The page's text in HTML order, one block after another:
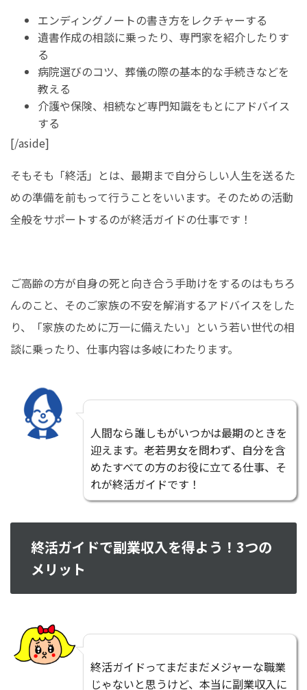
エンディングノートの書き方をレクチャーする
遺書作成の相談に乗ったり、専門家を紹介したりす
る
病院選びのコツ、葬儀の際の基本的な手続きなどを
教える
介護や保険、相続など専門知識をもとにアドバイス
する
[/aside]
そもそも「終活」とは、最期まで自分らしい人生を送るた
めの準備を前もって行うことをいいます。そのための活動
全般をサポートするのが終活ガイドの仕事です！
ご高齢の方が自身の死と向き合う手助けをするのはもちろ
んのこと、そのご家族の不安を解消するアドバイスをした
り、「家族のために万一に備えたい」という若い世代の相
談に乗ったり、仕事内容は多岐にわたります。
人間なら誰しもがいつかは最期のときを
迎えます。老若男女を問わず、自分を含
めたすべての方のお役に立てる仕事、そ
れが終活ガイドです！
終活ガイドで副業収入を得よう！3つの
メリット
終活ガイドってまだまだメジャーな職業
じゃないと思うけど、本当に副業収入に